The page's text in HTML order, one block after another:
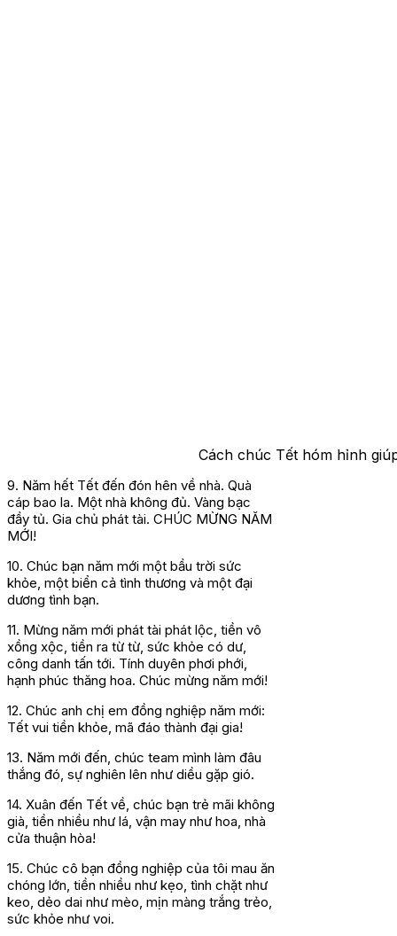
Cách chúc Tết hóm hỉnh
9. Năm hết Tết đến đón hên về nhà. Quà
cáp bao la. Một nhà không đủ. Vàng bạc
đầy tủ. Gia chủ phát tài. CHÚC MỪNG NĂM
MỚI!
10. Chúc bạn năm mới một bầu trời sức
khỏe, một biển cả tình thương và một đại
dương tình bạn.
11. Mừng năm mới phát tài phát lộc, tiền vô
xồng xộc, tiền ra từ từ, sức khỏe có dư,
công danh tấn tới. Tính duyên phơi phới,
hạnh phúc thăng hoa. Chúc mừng năm mới!
12. Chúc anh chị em đồng nghiệp năm mới:
Tết vui tiền khỏe, mã đáo thành đại gia!
13. Năm mới đến, chúc team mình làm đâu
thắng đó, sự nghiên lên như diều gặp gió.
14. Xuân đến Tết về, chúc bạn trẻ mãi không
già, tiền nhiều như lá, vận may như hoa, nhà
cửa thuận hòa!
15. Chúc cô bạn đồng nghiệp của tôi mau ăn
chóng lớn, tiền nhiều như kẹo, tình chặt như
keo, dẻo dai như mèo, mịn màng trắng trẻo,
sức khỏe như voi.